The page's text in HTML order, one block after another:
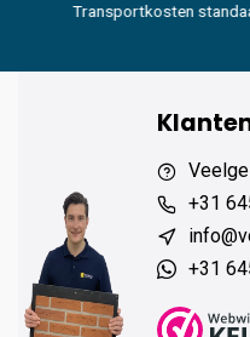
Transportkosten
+31
+31